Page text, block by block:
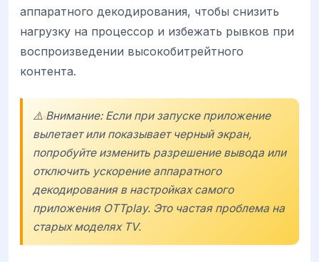
аппаратного декодирования, чтобы снизить
нагрузку на процессор и избежать рывков при
воспроизведении высокобитрейтного
контента.
⚠️ Внимание: Если при запуске приложение
вылетает или показывает черный экран,
попробуйте изменить разрешение вывода или
отключить ускорение аппаратного
декодирования в настройках самого
приложения OTTplay. Это частая проблема на
старых моделях TV.